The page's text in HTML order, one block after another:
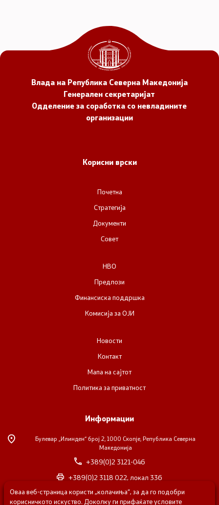
Влада на Република Северна Македонија
Генерален секретаријат
Одделение за соработка со невладините
организации
Корисни врски
Почетна
Стратегија
Документи
Совет
НВО
Предлози
Финансиска поддршка
Комисија за ОЈИ
Новости
Контакт
Мапа на сајтот
Политика за приватност
Информации
Булевар „Илинден“ број 2, 1000 Скопје, Република Северна
Македонија
+389(0)2 3121-046
+389(0)2 3118 022, локал 336
nvosorabotka@gs.gov.mk
Оваа веб-страница користи „колачиња“, за да го подобри
корисничкото искуство. Доколку ги прифаќате условите